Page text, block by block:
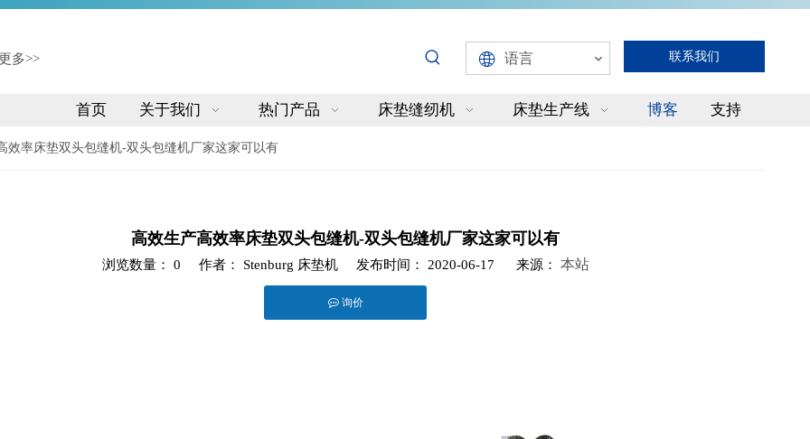
更多>> 语言 联系我们
首页 关于我们 热门产品 床垫缝纫机 床垫生产线 博客 支持
效率床垫双头包缝机-双头包缝机厂家这家可以有
高效生产高效率床垫双头包缝机-双头包缝机厂家这家可以有
浏览数量： 0 作者： Stenburg 床垫机 发布时间： 2020-06-17 来源： 本站
询价